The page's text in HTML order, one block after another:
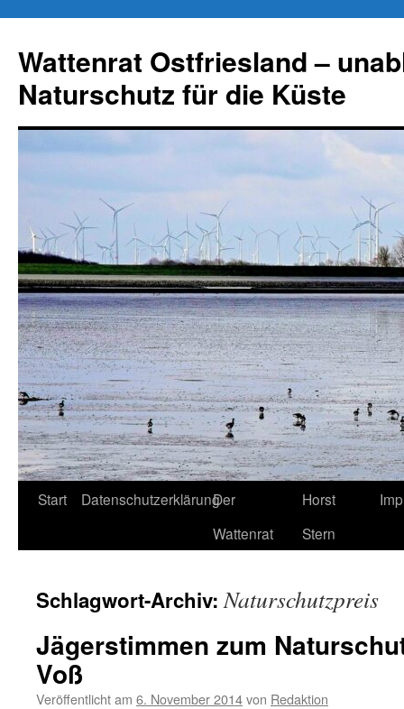
springen
Wattenrat Ostfriesland –
Naturschutz für die Küste
Start DatenschutzerklärungDer
Wattenrat
Horst
Stern
Schlagwort-Archiv:Naturschutzpreis
Jägerstimmen zum
Voß
Veröffentlicht am 6. November 2014von Redaktion